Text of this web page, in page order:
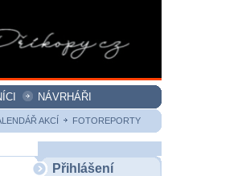
NÁVRHÁŘI
AKCÍ FOTOREPORTY
Přihlášení